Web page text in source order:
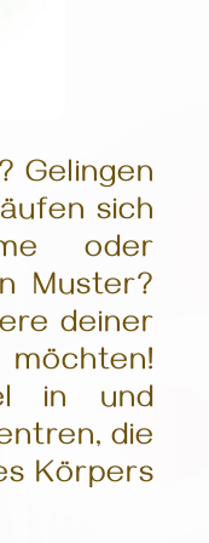
Gelingen
sich
oder
Muster?
deiner
in und
die
Körpers